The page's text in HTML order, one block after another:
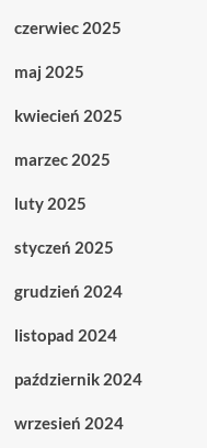
czerwiec 2025
maj 2025
kwiecień 2025
marzec 2025
luty 2025
styczeń 2025
grudzień 2024
listopad 2024
październik 2024
wrzesień 2024